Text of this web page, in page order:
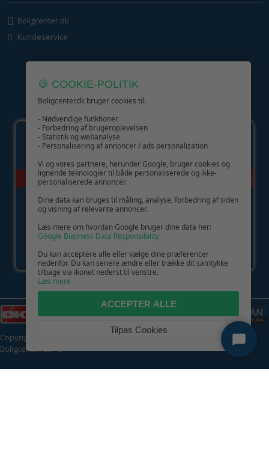
Boligcenter.dk
Kundeservice
GIV GLÆDE MED ET GAVEKORT!
Copyright © 2026 | CVR: DK41222093 | Alle rettigheder forbeholdes |
Boligcenter.dk 🍪
🍪 COOKIE-POLITIK
Boligcenter.dk bruger cookies til:
- Nødvendige funktioner
- Forbedring af brugeroplevelsen
- Statistik og webanalyse
- Personalisering af annoncer / ads personalization
Vi og vores partnere, herunder Google, bruger cookies og
lignende teknologier til både personaliserede og ikke-
personaliserede annoncer.
Dine data kan bruges til måling, analyse, forbedring af siden
og visning af relevante annoncer.
Læs mere om hvordan Google bruger dine data her:
Google Business Data Responsibility
Du kan acceptere alle eller vælge dine præferencer
nedenfor. Du kan senere ændre eller trække dit samtykke
tilbage via ikonet nederst til venstre.
Læs mere
ACCEPTER ALLE
Tilpas Cookies